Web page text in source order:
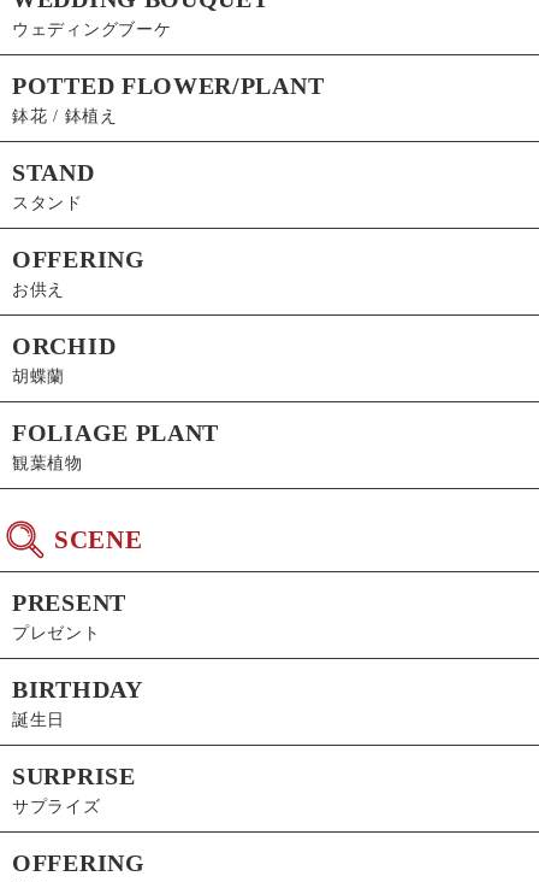
ウェディングブーケ
POTTED FLOWER/PLANT
鉢花 / 鉢植え
STAND
スタンド
OFFERING
お供え
ORCHID
胡蝶蘭
FOLIAGE PLANT
観葉植物
SCENE
PRESENT
プレゼント
BIRTHDAY
誕生日
SURPRISE
サプライズ
OFFERING